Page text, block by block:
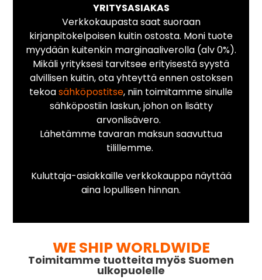
YRITYSASIAKAS
Verkkokaupasta saat suoraan
kirjanpitokelpoisen kuitin ostosta. Moni tuote
myydään kuitenkin marginaaliverolla (alv 0%).
Mikäli yrityksesi tarvitsee erityisestä syystä
alvillisen kuitin, ota yhteyttä ennen ostoksen
tekoasähköpostitse, niin toimitamme sinulle
sähköpostiin laskun, johon on lisätty
arvonlisävero.
Lähetämme tavaran maksun saavuttua
tilillemme.
Kuluttaja-asiakkaille verkkokauppa näyttää
aina lopullisen hinnan.
WE SHIP WORLDWIDE
Toimitamme tuotteita myös Suomen
ulkopuolelle